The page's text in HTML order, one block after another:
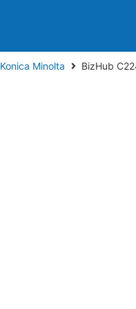
Konica Minolta BizHub